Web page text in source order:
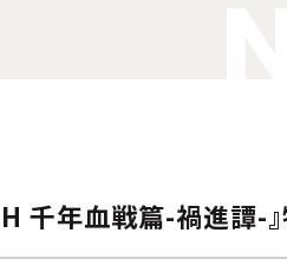
千年血戦篇-禍進譚-